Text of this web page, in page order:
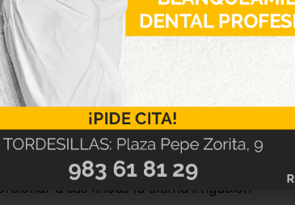
a estas comunidades de regantes
Soria. Esta propuesta, “opción más
distintas posibilidades que tienen en
requiere que se alcance un acuerdo
del Duero, la CHD consideró
equitativo entre los diversos usuarios
alternativa ofrecida a los regantes
a sus fincas la última irrigación